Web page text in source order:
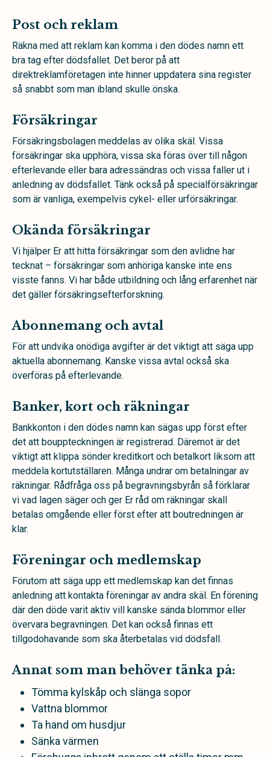
Post och reklam
Räkna med att reklam kan komma i den dödes namn ett
bra tag efter dödsfallet. Det beror på att
direktreklamföretagen inte hinner uppdatera sina register
så snabbt som man ibland skulle önska.
Försäkringar
Försäkringsbolagen meddelas av olika skäl. Vissa
försäkringar ska upphöra, vissa ska föras över till någon
efterlevande eller bara adressändras och vissa faller ut i
anledning av dödsfallet. Tänk också på specialförsäkringar
som är vanliga, exempelvis cykel- eller urförsäkringar.
Okända försäkringar
Vi hjälper Er att hitta försäkringar som den avlidne har
tecknat – försäkringar som anhöriga kanske inte ens
visste fanns. Vi har både utbildning och lång erfarenhet när
det gäller försäkringsefterforskning.
Abonnemang och avtal
För att undvika onödiga avgifter är det viktigt att säga upp
aktuella abonnemang. Kanske vissa avtal också ska
överföras på efterlevande.
Banker, kort och räkningar
Bankkonton i den dödes namn kan sägas upp först efter
det att bouppteckningen är registrerad. Däremot är det
viktigt att klippa sönder kreditkort och betalkort liksom att
meddela kortutställaren. Många undrar om betalningar av
räkningar. Rådfråga oss på begravningsbyrån så förklarar
vi vad lagen säger och ger Er råd om räkningar skall
betalas omgående eller först efter att boutredningen är
klar.
Föreningar och medlemskap
Förutom att säga upp ett medlemskap kan det finnas
anledning att kontakta föreningar av andra skäl. En förening
där den döde varit aktiv vill kanske sända blommor eller
övervara begravningen. Det kan också finnas ett
tillgodohavande som ska återbetalas vid dödsfall.
Annat som man behöver tänka på:
Tömma kylskåp och slänga sopor
Vattna blommor
Ta hand om husdjur
Sänka värmen